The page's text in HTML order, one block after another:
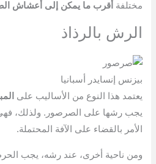
مختلفة أقرب ما يمكن إلى أعشاش
الرش بالرذاذ
بيزنس إنسايدر أسبانيا
يعتمد هذا النوع من الأساليب على
يجب رشها على الصرصور. ولذلك، فهي
الأمر بالقضاء على الآفة المحتملة.
ومن ناحية أخرى، عند رشه، يجب